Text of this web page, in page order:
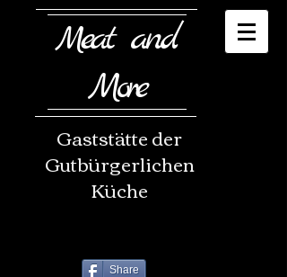
Meat and
More
Gaststätte der
Gutbürgerlichen
Küche
Share